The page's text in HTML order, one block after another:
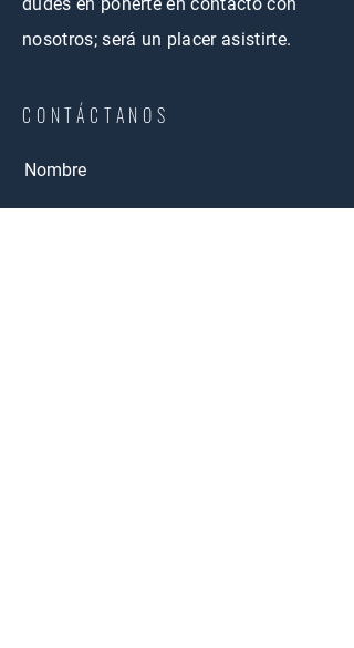
nosotros; será un placer asistirte.
CONTÁCTANOS
Nombre